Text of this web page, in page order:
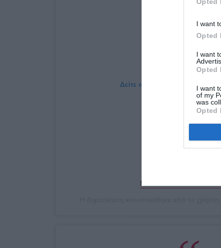
I want
Opted
I want
Opted
I want
of my
was
Opted
Δείτε αυτή τη δημοσίευση
New!!! #BradPitt in LA